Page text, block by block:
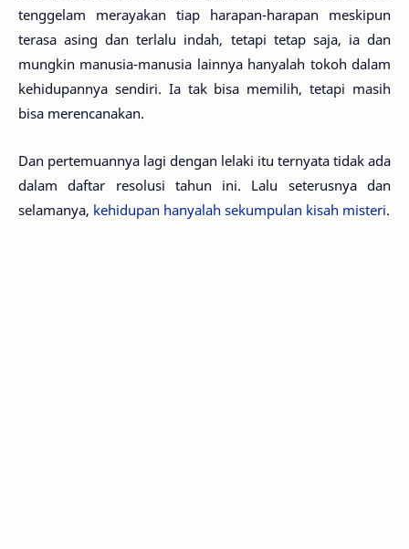
tenggelam merayakan tiap harapan-harapan meskipun
terasa asing dan terlalu indah, tetapi tetap saja, ia dan
mungkin manusia-manusia lainnya hanyalah tokoh dalam
kehidupannya sendiri. Ia tak bisa memilih, tetapi masih
bisa merencanakan.
Dan pertemuannya lagi dengan lelaki itu ternyata tidak ada
dalam daftar resolusi tahun ini. Lalu seterusnya dan
selamanya, kehidupan hanyalah sekumpulan kisah misteri.